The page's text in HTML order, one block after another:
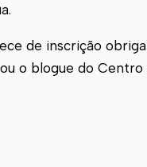
de inscrição
ou o blogue do